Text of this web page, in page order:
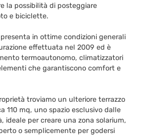
la possibilità di posteggiare
e biciclette.
presenta in ottime condizioni generali
effettuata nel 2009 ed è
termoautonomo, climatizzatori
che garantiscono comfort e
troviamo un ulteriore terrazzo
110 mq, uno spazio esclusivo dalle
ideale per creare una zona solarium,
o semplicemente per godersi